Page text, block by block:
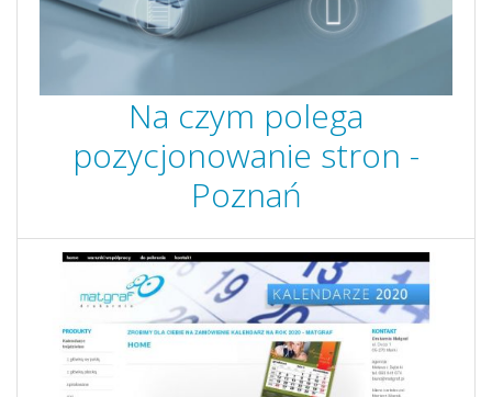
Na czym polega
pozycjonowanie stron -
Poznań